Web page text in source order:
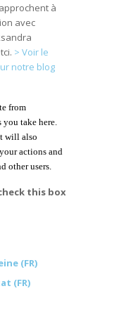
à
avec
> Voir le
notre blog
from
take here.
will also
actions and
other users.
this box
(FR)
(FR)